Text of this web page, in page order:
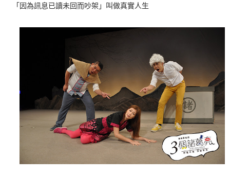
「因為訊息已讀未回而吵架」叫做真實人生